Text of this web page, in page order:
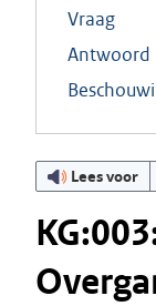
Vraag
Antwoord
Lees voor